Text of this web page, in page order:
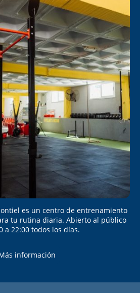
es un centro de entrenamiento
tu rutina diaria. Abierto al público
a 22:00 todos los días.
información